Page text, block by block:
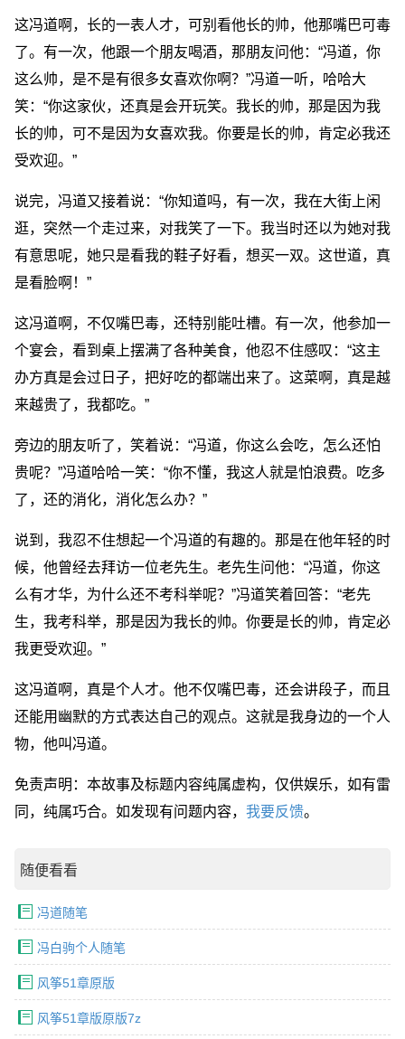
这冯道啊，长的一表人才，可别看他长的帅，他那嘴巴可毒
了。有一次，他跟一个朋友喝酒，那朋友问他：“冯道，你
这么帅，是不是有很多女喜欢你啊？”冯道一听，哈哈大
笑：“你这家伙，还真是会开玩笑。我长的帅，那是因为我
长的帅，可不是因为女喜欢我。你要是长的帅，肯定必我还
受欢迎。”
说完，冯道又接着说：“你知道吗，有一次，我在大街上闲
逛，突然一个走过来，对我笑了一下。我当时还以为她对我
有意思呢，她只是看我的鞋子好看，想买一双。这世道，真
是看脸啊！”
这冯道啊，不仅嘴巴毒，还特别能吐槽。有一次，他参加一
个宴会，看到桌上摆满了各种美食，他忍不住感叹：“这主
办方真是会过日子，把好吃的都端出来了。这菜啊，真是越
来越贵了，我都吃。”
旁边的朋友听了，笑着说：“冯道，你这么会吃，怎么还怕
贵呢？”冯道哈哈一笑：“你不懂，我这人就是怕浪费。吃多
了，还的消化，消化怎么办？”
说到，我忍不住想起一个冯道的有趣的。那是在他年轻的时
候，他曾经去拜访一位老先生。老先生问他：“冯道，你这
么有才华，为什么还不考科举呢？”冯道笑着回答：“老先
生，我考科举，那是因为我长的帅。你要是长的帅，肯定必
我更受欢迎。”
这冯道啊，真是个人才。他不仅嘴巴毒，还会讲段子，而且
还能用幽默的方式表达自己的观点。这就是我身边的一个人
物，他叫冯道。
免责声明：本故事及标题内容纯属虚构，仅供娱乐，如有雷
同，纯属巧合。如发现有问题内容， 我要反馈。
随便看看
冯道随笔
冯白驹个人随笔
风筝51章原版
风筝51章版原版7z